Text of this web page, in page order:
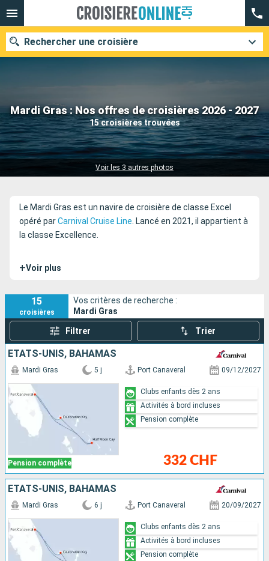
Mardi Gras : Nos offres de croisières 2026 - 2027
15 croisières trouvées
Voir les 3 autres photos
Rechercher une croisière
Nos destinations
Mois de départ
Compagnies
Le Mardi Gras est un navire de croisière de classe Excel
opéré parCarnival Cruise Line. Lancé en 2021, il appartient à
la classe Excellence.
+Voir plus
15
croisières
Vos critères de recherche :
Mardi Gras
Filtrer Trier
ÉTATS-UNIS, BAHAMAS
Pension complète
Mardi Gras 5 j Port Canaveral 09/12/2027
332 CHF
Clubs enfants dès 2 ans
Activités à bord incluses
Pension complète
ÉTATS-UNIS, BAHAMAS
Mardi Gras 6 j Port Canaveral 20/09/2027
Clubs enfants dès 2 ans
Activités à bord incluses
Pension complète